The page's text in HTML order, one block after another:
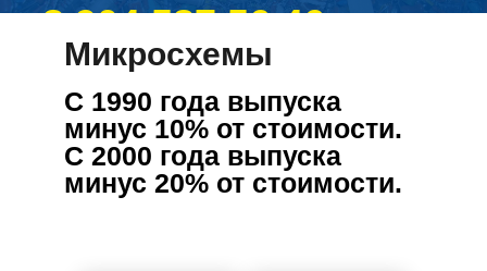
8 904 587 56 46
Микросхемы
С 1990 года выпуска
минус 10% от стоимости.
С 2000 года выпуска
минус 20% от стоимости.